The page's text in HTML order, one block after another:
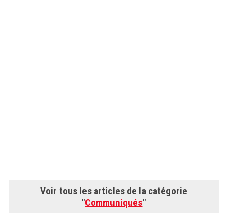
Voir tous les articles de la catégorie
"Communiqués"